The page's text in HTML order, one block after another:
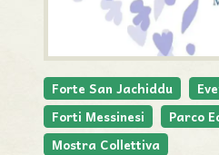
Forte San Jachiddu
Forti Messinesi
Parco
Mostra Collettiva